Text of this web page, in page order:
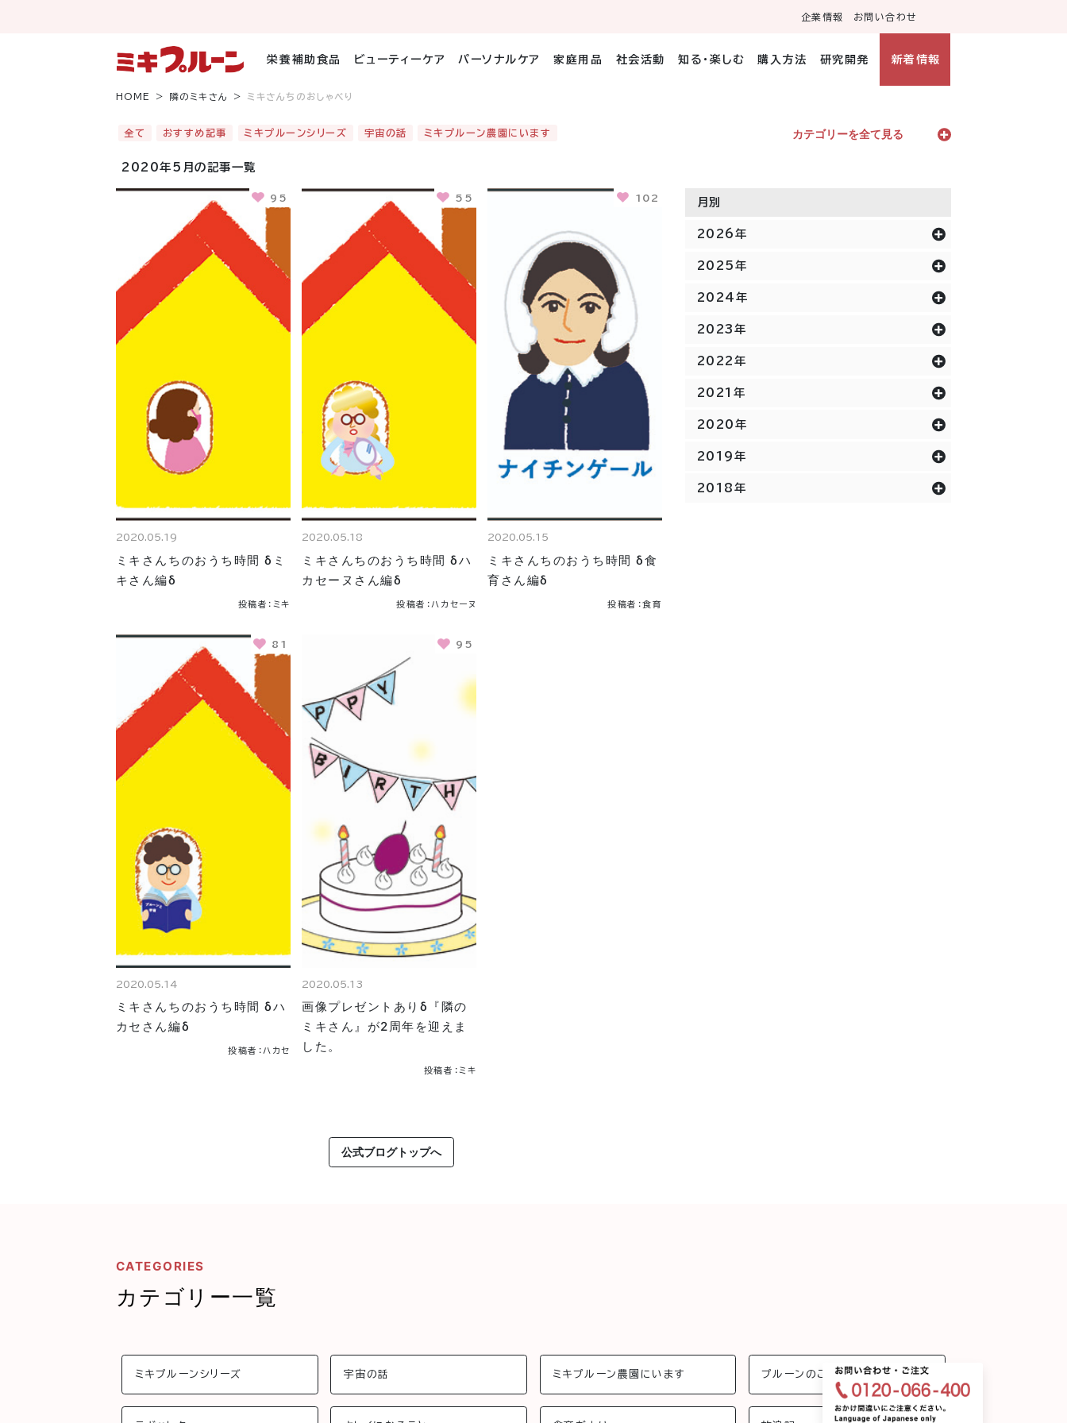
企業情報 お問い合わせ
栄養補助食品 ビューティーケア パーソナルケア 家庭用品 社会活動 知る・楽しむ 購入方法 研究開発 新着情報
HOME 隣のミキさん ミキさんちのおしゃべり
全て おすすめ記事 ミキプルーンシリーズ 宇宙の話 ミキプルーン農園にいます カテゴリーを全て見る
2020年5月の記事一覧
95
2020.05.19
ミキさんちのおうち時間 δミ
キさん編δ
投稿者：ミキ
55
2020.05.18
ミキさんちのおうち時間 δハ
カセーヌさん編δ
投稿者：ハカセーヌ
102
2020.05.15
ミキさんちのおうち時間 δ食
育さん編δ
投稿者：食育
81
2020.05.14
ミキさんちのおうち時間 δハ
カセさん編δ
投稿者：ハカセ
95
2020.05.13
画像プレゼントありδ『隣の
ミキさん』が2周年を迎えま
した。
投稿者：ミキ
公式ブログトップへ
月別
2026年
2025年
2024年
2023年
2022年
2021年
2020年
2019年
2018年
CATEGORIES
カテゴリー一覧
ミキプルーンシリーズ 宇宙の話 ミキプルーン農園にいます プルーンのことδ